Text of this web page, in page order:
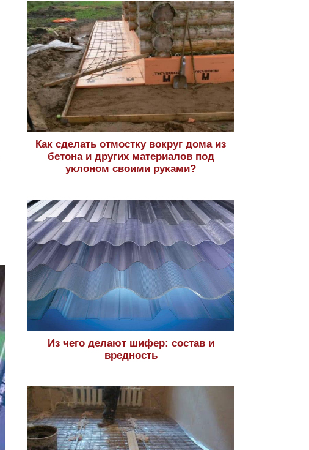
Как сделать отмостку вокруг дома из
бетона и других материалов под
уклоном своими руками?
Из чего делают шифер: состав и
вредность